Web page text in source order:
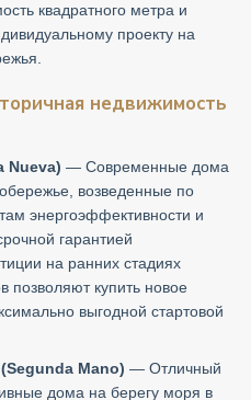
квадратного метра и
проекту на
недвижимость
Nueva) — Современные дома
возведенные по
энергоэффективности и
гарантией
на ранних стадиях
позволяют купить новое
выгодной стартовой
Mano) — Отличный
дома на берегу моря в